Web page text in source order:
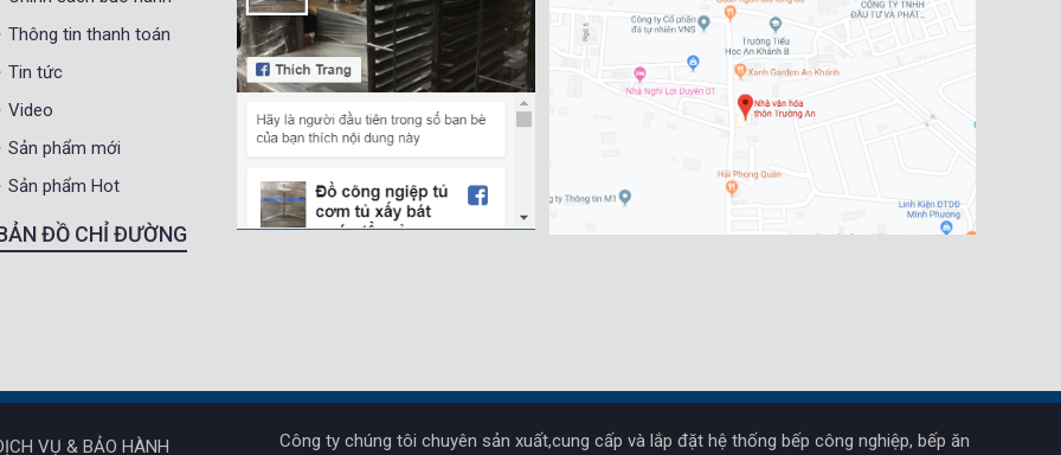
Thông tin thanh toán
Tin tức
Video
Sản phẩm mới
Sản phẩm Hot
ĐỒ CHỈ ĐƯỜNG
VỤ & BẢO HÀNH Công ty chúng tôi chuyên sản xuất,cung cấp và lắp đặt hệ thống bếp công nghiệp, bếp ăn